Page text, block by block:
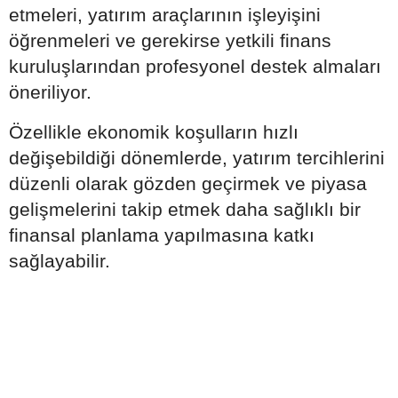
etmeleri, yatırım araçlarının işleyişini
öğrenmeleri ve gerekirse yetkili finans
kuruluşlarından profesyonel destek almaları
öneriliyor.
Özellikle ekonomik koşulların hızlı
değişebildiği dönemlerde, yatırım tercihlerini
düzenli olarak gözden geçirmek ve piyasa
gelişmelerini takip etmek daha sağlıklı bir
finansal planlama yapılmasına katkı
sağlayabilir.